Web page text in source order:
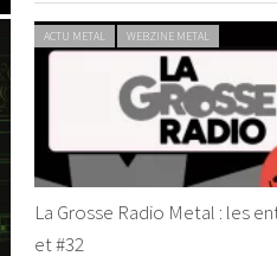
ACTU METAL WEBZINE METAL
La Grosse Radio Metal : les
et #32